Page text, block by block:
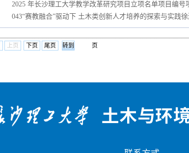
2025 年长沙理工大学教学改革研究项目立项名单项目编
043“赛教融合”驱动下 土木类创新人才培养的探索与实践
上页 下页 尾页 页